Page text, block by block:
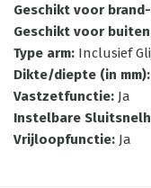
Geschikt voor
Geschikt voor
Type arm: Inclusief
Dikte/diepte (in mm):
Vastzetfunctie: Ja
Instelbare
Vrijloopfunctie: Ja